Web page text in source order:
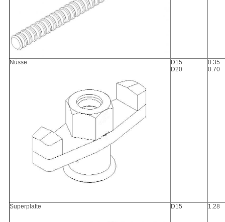
Nüsse
D15
D20
0.35
0.70
Superplatte D15 1.28